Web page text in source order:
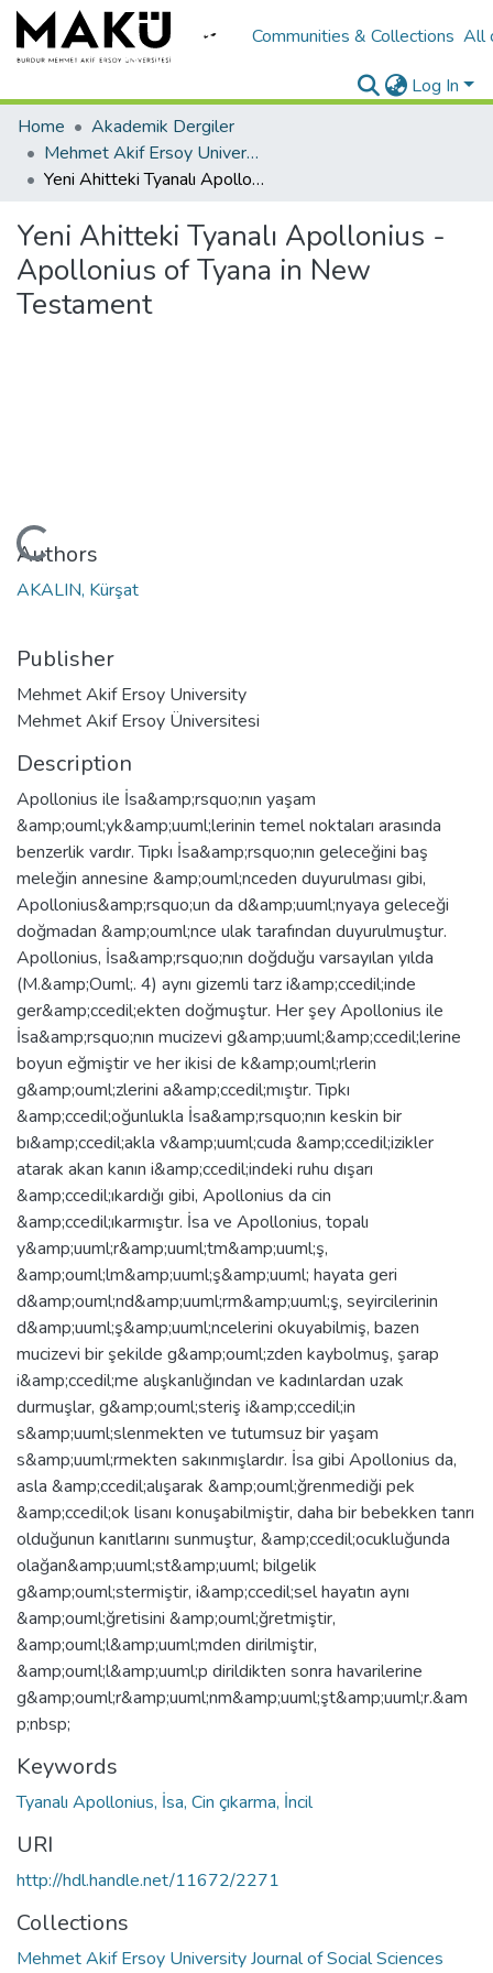
Communities & Collections All
Log In
Home
Akademik Dergiler
Mehmet Akif Ersoy University Journal of Social Sciences Institute
Yeni Ahitteki Tyanalı Apollonius -Apollonius of Tyana in New Testament
Yeni Ahitteki Tyanalı Apollonius -
Apollonius of Tyana in New
Testament
Loading...
Authors
AKALIN, Kürşat
Publisher
Mehmet Akif Ersoy University
Mehmet Akif Ersoy Üniversitesi
Description
Apollonius ile İsa&amp;rsquo;nın yaşam
&amp;ouml;yk&amp;uuml;lerinin temel noktaları arasında
benzerlik vardır. Tıpkı İsa&amp;rsquo;nın geleceğini baş
meleğin annesine &amp;ouml;nceden duyurulması gibi,
Apollonius&amp;rsquo;un da d&amp;uuml;nyaya geleceği
doğmadan &amp;ouml;nce ulak tarafından duyurulmuştur.
Apollonius, İsa&amp;rsquo;nın doğduğu varsayılan yılda
(M.&amp;Ouml;. 4) aynı gizemli tarz i&amp;ccedil;inde
ger&amp;ccedil;ekten doğmuştur. Her şey Apollonius ile
İsa&amp;rsquo;nın mucizevi g&amp;uuml;&amp;ccedil;lerine
boyun eğmiştir ve her ikisi de k&amp;ouml;rlerin
g&amp;ouml;zlerini a&amp;ccedil;mıştır. Tıpkı
&amp;ccedil;oğunlukla İsa&amp;rsquo;nın keskin bir
bı&amp;ccedil;akla v&amp;uuml;cuda &amp;ccedil;izikler
atarak akan kanın i&amp;ccedil;indeki ruhu dışarı
&amp;ccedil;ıkardığı gibi, Apollonius da cin
&amp;ccedil;ıkarmıştır. İsa ve Apollonius, topalı
y&amp;uuml;r&amp;uuml;tm&amp;uuml;ş,
&amp;ouml;lm&amp;uuml;ş&amp;uuml; hayata geri
d&amp;ouml;nd&amp;uuml;rm&amp;uuml;ş, seyircilerinin
d&amp;uuml;ş&amp;uuml;ncelerini okuyabilmiş, bazen
mucizevi bir şekilde g&amp;ouml;zden kaybolmuş, şarap
i&amp;ccedil;me alışkanlığından ve kadınlardan uzak
durmuşlar, g&amp;ouml;steriş i&amp;ccedil;in
s&amp;uuml;slenmekten ve tutumsuz bir yaşam
s&amp;uuml;rmekten sakınmışlardır. İsa gibi Apollonius da,
asla &amp;ccedil;alışarak &amp;ouml;ğrenmediği pek
&amp;ccedil;ok lisanı konuşabilmiştir, daha bir bebekken tanrı
olduğunun kanıtlarını sunmuştur, &amp;ccedil;ocukluğunda
olağan&amp;uuml;st&amp;uuml; bilgelik
g&amp;ouml;stermiştir, i&amp;ccedil;sel hayatın aynı
&amp;ouml;ğretisini &amp;ouml;ğretmiştir,
&amp;ouml;l&amp;uuml;mden dirilmiştir,
&amp;ouml;l&amp;uuml;p dirildikten sonra havarilerine
g&amp;ouml;r&amp;uuml;nm&amp;uuml;şt&amp;uuml;r.&am
p;nbsp;
Keywords
Tyanalı Apollonius, İsa, Cin çıkarma, İncil
URI
http://hdl.handle.net/11672/2271
Collections
Mehmet Akif Ersoy University Journal of Social Sciences